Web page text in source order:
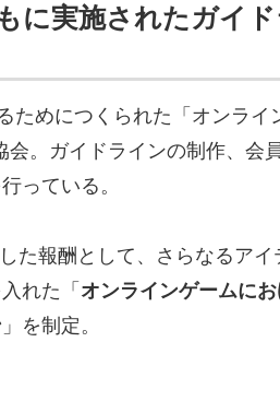
に実施されたガイ
ためにつくられた「オンライ
。ガイドラインの制作、会
っている。
た報酬として、さらなるアイ
れた「 オンラインゲームに
」を制定。